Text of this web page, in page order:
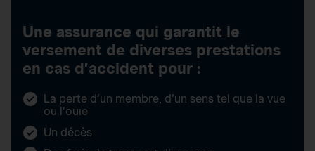
Une assurance qui garantit le
versement de diverses prestations
en cas d’accident pour :
La perte d’un membre, d’un sens tel que la vue
ou l’ouïe
Un décès